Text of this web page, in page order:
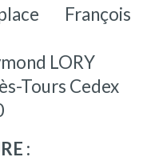
François
LORY
Tours Cedex
: